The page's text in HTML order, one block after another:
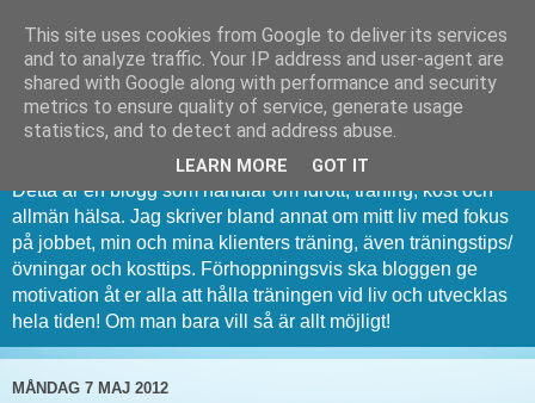
PT Dan Bergqvist
Detta är en blogg som handlar om idrott, träning, kost och
allmän hälsa. Jag skriver bland annat om mitt liv med fokus
på jobbet, min och mina klienters träning, även träningstips/
övningar och kosttips. Förhoppningsvis ska bloggen ge
motivation åt er alla att hålla träningen vid liv och utvecklas
hela tiden! Om man bara vill så är allt möjligt!
MÅNDAG 7 MAJ 2012
This site uses cookies from Google to deliver its services
and to analyze traffic. Your IP address and user-agent are
shared with Google along with performance and security
metrics to ensure quality of service, generate usage
statistics, and to detect and address abuse.
LEARN MORE GOT IT